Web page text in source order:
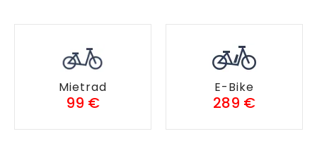
Mietrad
99 €
E-Bike
289 €